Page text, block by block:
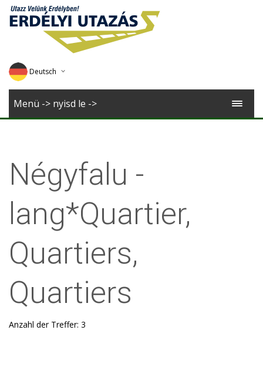
Deutsch
English
Menü -> nyisd le ->
Négyfalu -
lang*Quartier,
Quartiers,
Quartiers
Anzahl der Treffer: 3